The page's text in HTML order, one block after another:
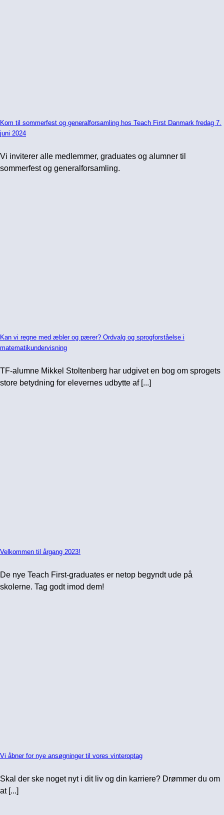
Kom til sommerfest og generalforsamling hos Teach First Danmark fredag 7.
juni 2024
Vi inviterer alle medlemmer, graduates og alumner til
sommerfest og generalforsamling.
Kan vi regne med æbler og pærer? Ordvalg og sprogforståelse i
matematikundervisning
TF-alumne Mikkel Stoltenberg har udgivet en bog om sprogets
store betydning for elevernes udbytte af [...]
Velkommen til årgang 2023!
De nye Teach First-graduates er netop begyndt ude på
skolerne. Tag godt imod dem!
Vi åbner for nye ansøgninger til vores vinteroptag
Skal der ske noget nyt i dit liv og din karriere? Drømmer du om
at [...]